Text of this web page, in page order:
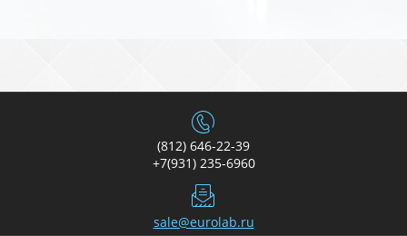
(812) 646-22-39
+7(931) 235-6960
sale@eurolab.ru